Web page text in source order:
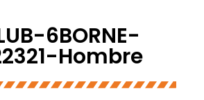
6BORNE-
Hombre